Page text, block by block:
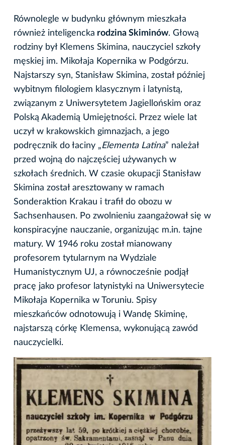
Równolegle w budynku głównym mieszkała
również inteligencka rodzina Skiminów. Głową
rodziny był Klemens Skimina, nauczyciel szkoły
męskiej im. Mikołaja Kopernika w Podgórzu.
Najstarszy syn, Stanisław Skimina, został później
wybitnym filologiem klasycznym i latynistą,
związanym z Uniwersytetem Jagiellońskim oraz
Polską Akademią Umiejętności. Przez wiele lat
uczył w krakowskich gimnazjach, a jego
podręcznik do łaciny „Elementa Latina” należał
przed wojną do najczęściej używanych w
szkołach średnich. W czasie okupacji Stanisław
Skimina został aresztowany w ramach
Sonderaktion Krakau i trafił do obozu w
Sachsenhausen. Po zwolnieniu zaangażował się w
konspiracyjne nauczanie, organizując m.in. tajne
matury. W 1946 roku został mianowany
profesorem tytularnym na Wydziale
Humanistycznym UJ, a równocześnie podjął
pracę jako profesor latynistyki na Uniwersytecie
Mikołaja Kopernika w Toruniu. Spisy
mieszkańców odnotowują i Wandę Skiminę,
najstarszą córkę Klemensa, wykonującą zawód
nauczycielki.